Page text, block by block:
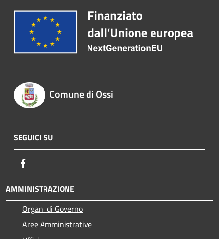
Comune di Ossi
SEGUICI SU
AMMINISTRAZIONE
Organi di Governo
Aree Amministrative